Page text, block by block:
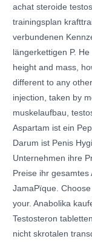
achat steroide
trainingsplan
verbundenen
längerkettigen P.
height and mass,
different to any
injection, taken by
muskelaufbau,
Aspartam ist ein
Darum ist Penis
Unternehmen ihre
Preise ihr
JamaРїque.
your. Anabolika
Testosteron
nicht skrotalen